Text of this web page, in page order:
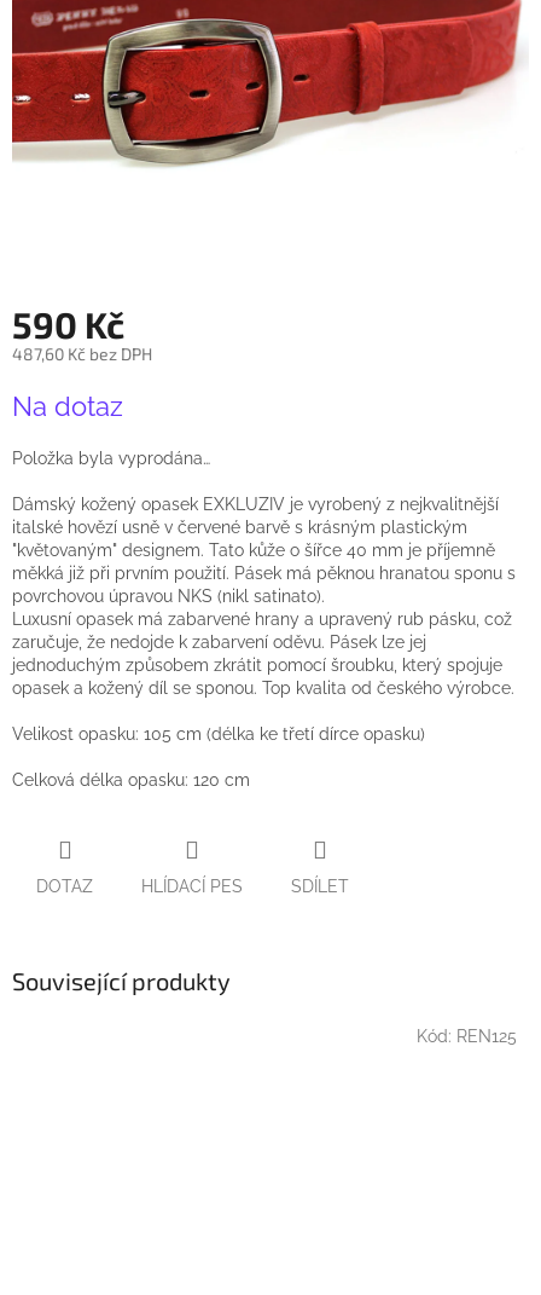
590 Kč
487,60 Kč bez DPH
cena:
Na dotaz
Položka byla vyprodána…
Dámský kožený opasek EXKLUZIV je vyrobený z nejkvalitnější
italské hovězí usně v červené barvě s krásným plastickým
"květovaným" designem. Tato kůže o šířce 40 mm je příjemně
měkká již při prvním použití. Pásek má pěknou hranatou sponu s
povrchovou úpravou NKS (nikl satinato).
Luxusní opasek má zabarvené hrany a upravený rub pásku, což
zaručuje, že nedojde k zabarvení oděvu. Pásek lze jej
jednoduchým způsobem zkrátit pomocí šroubku, který spojuje
opasek a kožený díl se sponou. Top kvalita od českého výrobce.
Velikost opasku: 105 cm (délka ke třetí dírce opasku)
Celková délka opasku: 120 cm
DOTAZ HLÍDACÍ PES SDÍLET
Související produkty
Kód: REN125